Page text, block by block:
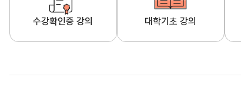
수강확인증 강의 대학기초 강의